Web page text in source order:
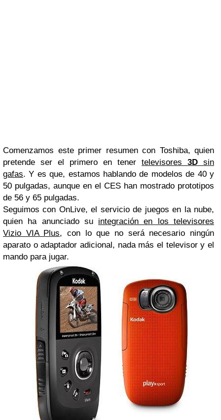
Comenzamos este primer resumen con Toshiba, quien
pretende ser el primero en tener televisores 3D sin
gafas. Y es que, estamos hablando de modelos de 40 y
50 pulgadas, aunque en el CES han mostrado prototipos
de 56 y 65 pulgadas.
Seguimos con OnLive, el servicio de juegos en la nube,
quien ha anunciado su integración en los televisores
Vizio VIA Plus, con lo que no será necesario ningún
aparato o adaptador adicional, nada más el televisor y el
mando para jugar.